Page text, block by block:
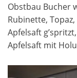
Obstbau Bucher
Rubinette,
Apfelsaft
Apfelsaft mit